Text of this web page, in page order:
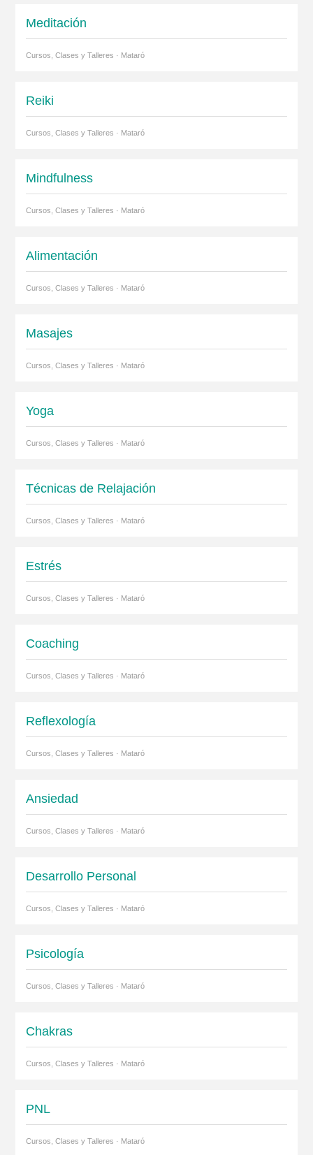
Meditación
Cursos, Clases y Talleres · Mataró
Reiki
Cursos, Clases y Talleres · Mataró
Mindfulness
Cursos, Clases y Talleres · Mataró
Alimentación
Cursos, Clases y Talleres · Mataró
Masajes
Cursos, Clases y Talleres · Mataró
Yoga
Cursos, Clases y Talleres · Mataró
Técnicas de Relajación
Cursos, Clases y Talleres · Mataró
Estrés
Cursos, Clases y Talleres · Mataró
Coaching
Cursos, Clases y Talleres · Mataró
Reflexología
Cursos, Clases y Talleres · Mataró
Ansiedad
Cursos, Clases y Talleres · Mataró
Desarrollo Personal
Cursos, Clases y Talleres · Mataró
Psicología
Cursos, Clases y Talleres · Mataró
Chakras
Cursos, Clases y Talleres · Mataró
PNL
Cursos, Clases y Talleres · Mataró